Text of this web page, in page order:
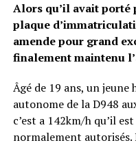
Alors qu’il avait
plaque
amende pour grand
finalement maintenu
Âgé de 19 ans, un
autonome de la D948
c’est a 142km/h qu’il
normalement autorisés.